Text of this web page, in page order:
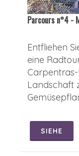
Parcours n°4 -
Entfliehen
eine
Landschaft
SIEHE